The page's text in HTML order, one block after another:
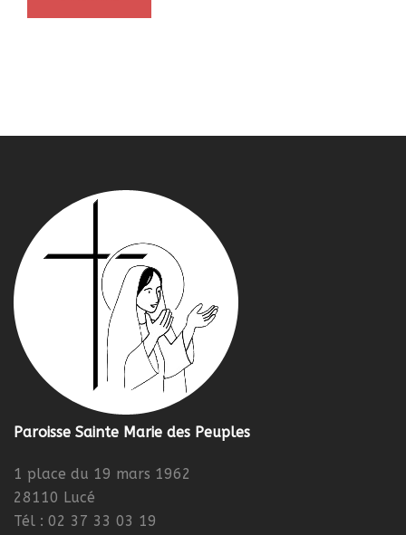
Paroisse Sainte Marie des Peuples
1 place du 19 mars 1962
28110 Lucé
Tél : 02 37 33 03 19